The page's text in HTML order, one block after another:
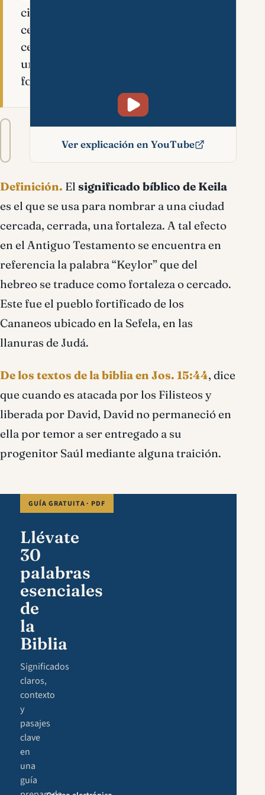
ciudad
cercada,
cerrada,
una
fortaleza.
Tamaño
A− A+
Ver explicación en YouTube
Definición. El significado bíblico de Keila
es el que se usa para nombrar a una ciudad
cercada, cerrada, una fortaleza. A tal efecto
en el Antiguo Testamento se encuentra en
referencia la palabra “Keylor” que del
hebreo se traduce como fortaleza o cercado.
Este fue el pueblo fortificado de los
Cananeos ubicado en la Sefela, en las
llanuras de Judá.
De los textos de la biblia en Jos. 15:44, dice
que cuando es atacada por los Filisteos y
liberada por David, David no permaneció en
ella por temor a ser entregado a su
progenitor Saúl mediante alguna traición.
GUÍA GRATUITA · PDF
Llévate
30
palabras
esenciales
de
la
Biblia
Significados
claros,
contexto
y
pasajes
clave
en
una
guía